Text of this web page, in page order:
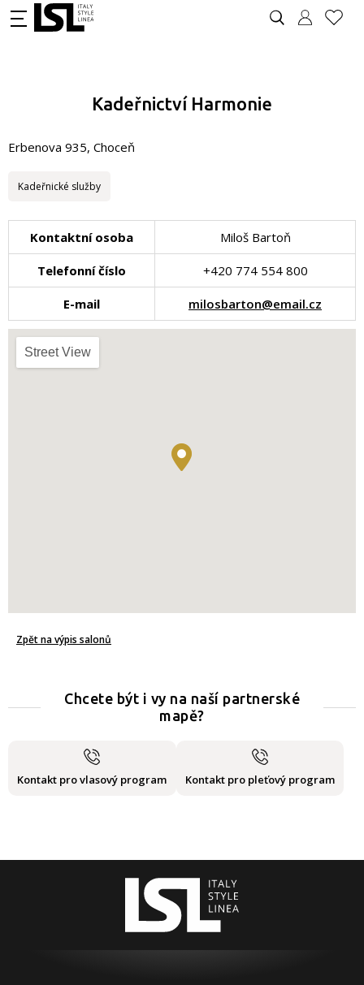
Kadeřnictví Harmonie
Erbenova 935, Choceň
Kadeřnické služby
Kontaktní osoba Miloš Bartoň
Telefonní číslo +420 774 554 800
E-mail milosbarton@email.cz
Street View
Zpět na výpis salonů
Chcete být i vy na naší partnerské
mapě?
Kontakt pro vlasový program Kontakt pro pleťový program